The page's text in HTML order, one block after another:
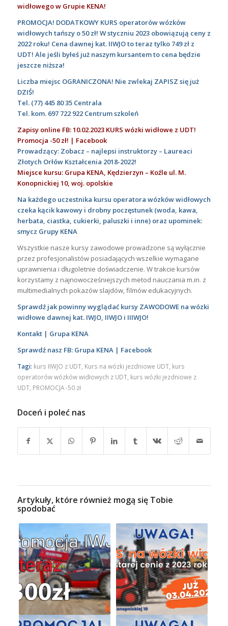
widłowego w Grupie KENA!
PROMOCJA! DODATKOWY KURS operatorów wózków
widłowych tańszy o 50 zł! W styczniu 2023 obowiązują ceny z
2022 roku! Cena dawnej kat. IIWJO to teraz tylko 749 zł z
UDT! Ale jeśli byłeś już naszym kursantem to cena będzie
jeszcze niższa!
Liczba miejsc OGRANICZONA! Nie zwlekaj ZAPISZ się już
DZIŚ!
Tel. (77) 445 80 35Centrala
Tel. kom. 697 722 922 Centrum szkoleń
Zapisy online FB: 10.02.2023 KURS wózki widłowe z UDT!
Promocja -50 zł! | Facebook
Prowadzący: Zobacz – najlepsi instruktorzy – Laureaci
Złotych Orłów Kształcenia 2018-2022!
Miejsce kursu: Grupa KENA, Kędzierzyn – Koźle ul. M.
Konopnickiej 10, woj. opolskie
Na każdego uczestnika kursu operatora wózków widłowych
czeka kącik kawowy i drobny poczęstunek (woda, kawa,
herbata, ciastka, cukierki, paluszki i inne) oraz upominek:
smycz Grupy KENA
Wszystkie nasze kursy zawodowe prowadzone są wyłącznie
przez profesjonalistów posiadających wszelkie wymagane
uprawnienia i długoletnie doświadczenie. W trakcie kursów
korzystamy z najnowocześniejszych metod nauczania m.in. z
multimedialnych pokazów slajdów, filmów edukacyjnych.
Sprawdź jak powinny wyglądać kursy ZAWODOWE na wózki
widłowe dawnej kat. IWJO, IIWJO i IIIWJO!
Kontakt | Grupa KENA
Sprawdź nasz FB: Grupa KENA | Facebook
Tagi: kurs IIWJO z UDT, Kurs na wózki jezdniowe UDT, kurs
operatorów wózków widłowych z UDT, kurs wózki jezdniowe z
UDT, PROMOCJA -50 zł
Doceń i poleć nas
Artykuły, które również mogą się Tobie
spodobać